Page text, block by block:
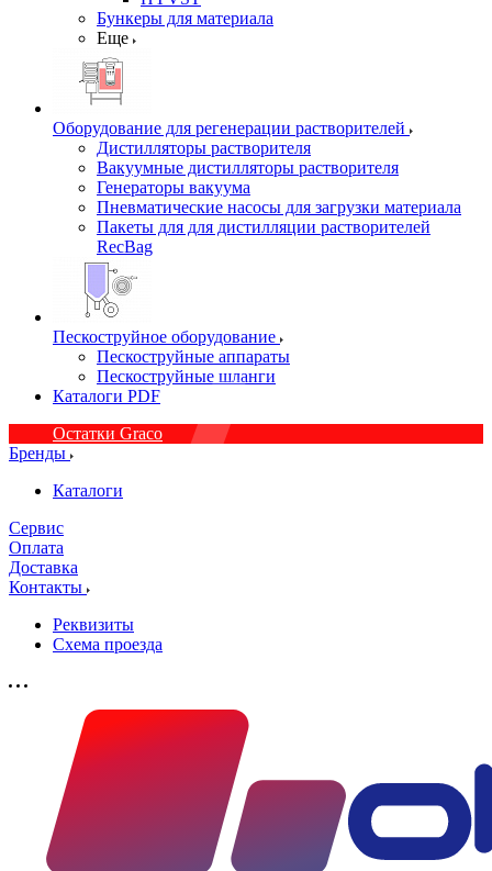
Бункеры для материала
Еще
Оборудование для регенерации растворителей
Дистилляторы растворителя
Вакуумные дистилляторы растворителя
Генераторы вакуума
Пневматические насосы для загрузки материала
Пакеты для для дистилляции растворителей
RecBag
Пескоструйное оборудование
Пескоструйные аппараты
Пескоструйные шланги
Каталоги PDF
Остатки Graco
Бренды
Каталоги
Сервис
Оплата
Доставка
Контакты
Реквизиты
Схема проезда